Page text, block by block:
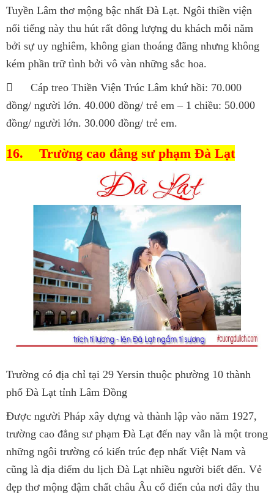
Tuyền Lâm thơ mộng bậc nhất Đà Lạt. Ngôi thiền viện
nổi tiếng này thu hút rất đông lượng du khách mỗi năm
bởi sự uy nghiêm, không gian thoáng đãng nhưng không
kém phần trữ tình bởi vô vàn những sắc hoa.

Cáp treo Thiền Viện Trúc Lâm khứ hồi: 70.000
đồng/ người lớn. 40.000 đồng/ trẻ em – 1 chiều: 50.000
đồng/ người lớn. 30.000 đồng/ trẻ em.
16. Trường cao đẳng sư phạm Đà Lạt
Trường có địa chỉ tại 29 Yersin thuộc phường 10 thành
phố Đà Lạt tỉnh Lâm Đồng
Được người Pháp xây dựng và thành lập vào năm 1927,
trường cao đẳng sư phạm Đà Lạt đến nay vẫn là một trong
những ngôi trường có kiến trúc đẹp nhất Việt Nam và
cũng là địa điểm du lịch Đà Lạt nhiều người biết đến. Vẻ
đẹp thơ mộng đậm chất châu Âu cổ điển của nơi đây thu